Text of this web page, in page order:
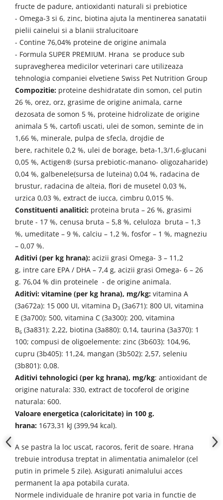
fructe de padure, antioxidanti naturali si prebiotice
- Omega-3 si 6, zinc, biotina ajuta la mentinerea sanatatii
pielii cainelui si a blanii stralucitoare
- Contine 76,04% proteine ​​de origine animala
- Formula SUPER PREMIUM. Hrana se produce sub
supravegherea medicilor veterinari care utilizeaza
tehnologia companiei elvetiene Swiss Pet Nutrition Group
Compozitie: proteine deshidratate din somon, cel putin
26 %, orez, orz, grasime de origine animala, carne
dezosata de somon 5 %, proteine hidrolizate de origine
animala 5 %, cartofi uscati, ulei de somon, seminte de in
1,66 %, minerale, pulpa de sfecla, drojdie de
bere, rachitele 0,2 %, ulei de borage, beta-1,3/1,6-glucani
0,05 %, Actigen® (sursa prebiotic-manano- oligozaharide)
0,04 %, galbenele(sursa de luteina) 0,04 %, radacina de
brustur, radacina de alteia, flori de musetel 0,03 %,
urzica 0,03 %, extract de iucca, cimbru 0,015 %.
Constituenti analitici: proteina bruta – 26 %, grasimi
brute - 17 %, cenusa bruta – 5,8 %, celuloza bruta – 1,3
%, umeditate – 9 %, calciu – 1,2 %, fosfor – 1 %, magneziu
– 0,07 %.
Aditivi (per kg hrana): acizii grasi Omega- 3 – 11,2
g, intre care EPA / DHA – 7,4 g, acizii grasi Omega- 6 – 26
g. 76,04 % din proteinele - de origine animala.
Aditivi: vitamine (per kg hrana), mg/kg: vitamina A
(3a672a): 15 000 UI, vitamina D3 (3a671): 800 UI, vitamina
E (3a700): 500, vitamina C (3a300): 200, vitamina
B6 (3a831): 2,22, biotina (3a880): 0,14, taurina (3a370): 1
100; compusi de oligoelemente: zinc (3b603): 104,96,
cupru (3b405): 11,24, mangan (3b502): 2,57, seleniu
(3b801): 0,08.
Aditivi tehnologici (per kg hrana), mg/kg: antioxidant de
origine naturala: 330, extract de tocoferol de origine
naturala: 600.
Valoare energetica (caloricitate) in 100 g.
hrana: 1673,31 kJ (399,94 kcal).
A se pastra la loc uscat, racoros, ferit de soare. Hrana
trebuie introdusa treptat in alimentatia animalelor (cel
putin in primele 5 zile). Asigurati animalului acces
permanent la apa potabila curata.
Normele individuale de hranire pot varia in functie de